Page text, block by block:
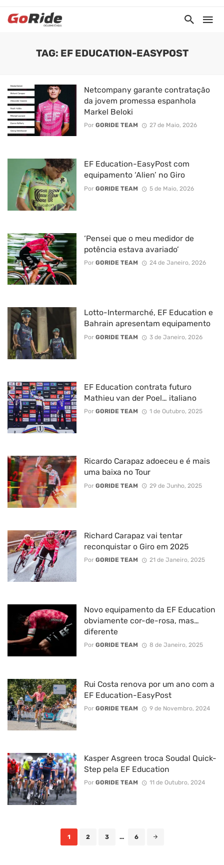
TAG: EF EDUCATION-EASYPOST
Netcompany garante contratação
da jovem promessa espanhola
Markel Beloki
Por GORIDE TEAM 27 de Maio, 2026
EF Education-EasyPost com
equipamento ‘Alien’ no Giro
Por GORIDE TEAM 5 de Maio, 2026
‘Pensei que o meu medidor de
potência estava avariado’
Por GORIDE TEAM 24 de Janeiro, 2026
Lotto-Intermarché, EF Education e
Bahrain apresentam equipamento
Por GORIDE TEAM 3 de Janeiro, 2026
EF Education contrata futuro
Mathieu van der Poel… italiano
Por GORIDE TEAM 1 de Outubro, 2025
Ricardo Carapaz adoeceu e é mais
uma baixa no Tour
Por GORIDE TEAM 29 de Junho, 2025
Richard Carapaz vai tentar
reconquistar o Giro em 2025
Por GORIDE TEAM 21 de Janeiro, 2025
Novo equipamento da EF Education
obviamente cor-de-rosa, mas…
diferente
Por GORIDE TEAM 8 de Janeiro, 2025
Rui Costa renova por um ano com a
EF Education-EasyPost
Por GORIDE TEAM 9 de Novembro, 2024
Kasper Asgreen troca Soudal Quick-
Step pela EF Education
Por GORIDE TEAM 11 de Outubro, 2024
1 2 3 ... 6